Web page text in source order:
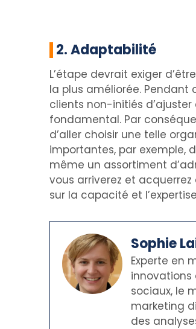
2. Adaptabilité
L’étape devrait exiger
la plus améliorée. Pendant
clients non-initiés
fondamental. Par
d’aller choisir une telle
importantes, par exemple,
même un assortiment
vous arriverez et
sur la capacité et
Sophie
Experte en
innovations
sociaux, le
marketing
des